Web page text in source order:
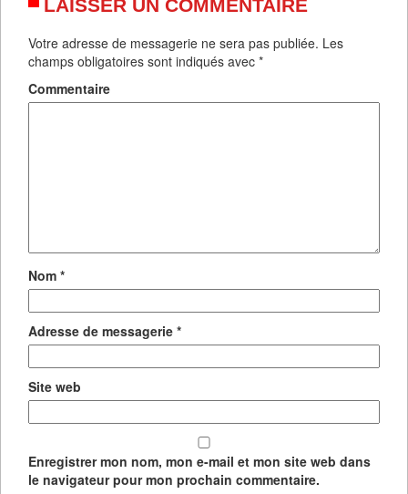
LAISSER UN COMMENTAIRE
Votre adresse de messagerie ne sera pas publiée. Les
champs obligatoires sont indiqués avec *
Commentaire
Nom *
Adresse de messagerie *
Site web
Enregistrer mon nom, mon e-mail et mon site web dans
le navigateur pour mon prochain commentaire.